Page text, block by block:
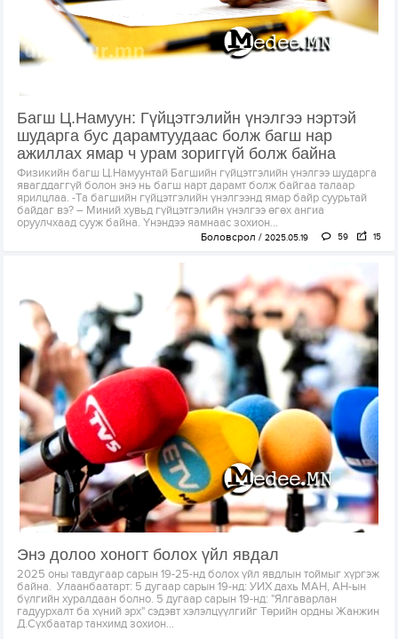
Багш Ц.Намуун: Гүйцэтгэлийн үнэлгээ нэртэй
шударга бус дарамтуудаас болж багш нар
ажиллах ямар ч урам зориггүй болж байна
Физикийн багш Ц.Намуунтай Багшийн гүйцэтгэлийн үнэлгээ шударга
явагддаггүй болон энэ нь багш нарт дарамт болж байгаа талаар
ярилцлаа. -Та багшийн гүйцэтгэлийн үнэлгээнд ямар байр суурьтай
байдаг вэ? – Миний хувьд гүйцэтгэлийн үнэлгээ өгөх ангиа
оруулчхаад сууж байна. Үнэндээ яамнаас зохион...
Боловсрол 2025.05.19 59 15
Энэ долоо хоногт болох үйл явдал
2025 оны тавдугаар сарын 19-25-нд болох үйл явдлын тоймыг хүргэж
байна. Улаанбаатарт: 5 дугаар сарын 19-нд: УИХ дахь МАН, АН-ын
бүлгийн хуралдаан болно. 5 дугаар сарын 19-нд: "Ялгаварлан
гадуурхалт ба хүний эрх" сэдэвт хэлэлцүүлгийг Төрийн ордны Жанжин
Д.Сүхбаатар танхимд зохион...